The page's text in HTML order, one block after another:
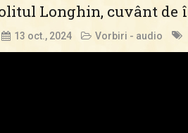
Longhin, cuvânt de
13 oct., 2024 Vorbiri - audio